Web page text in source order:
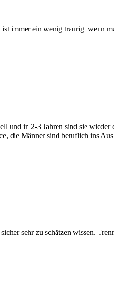
immer ein wenig traurig, wenn
und in 2-3 Jahren sind sie wieder
die Männer sind beruflich ins
sehr zu schätzen wissen.